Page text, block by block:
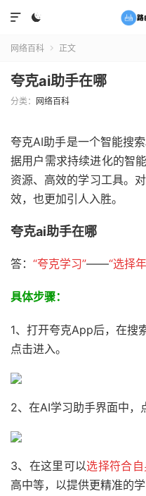


网络百科  正文
夸克ai助手在哪
分类： 网络百科
夸克AI助手是一个智能搜
据用户需求持续进化的智
资源、高效的学习工具。
效，也更加引人入胜。
夸克ai助手在哪
答： “夸克学习”——“选择
具体步骤：
1、打开夸克App后，在搜
点击进入。
2、在AI学习助手界面中，
3、在这里可以选择符合
高中等，以提供更精准的学